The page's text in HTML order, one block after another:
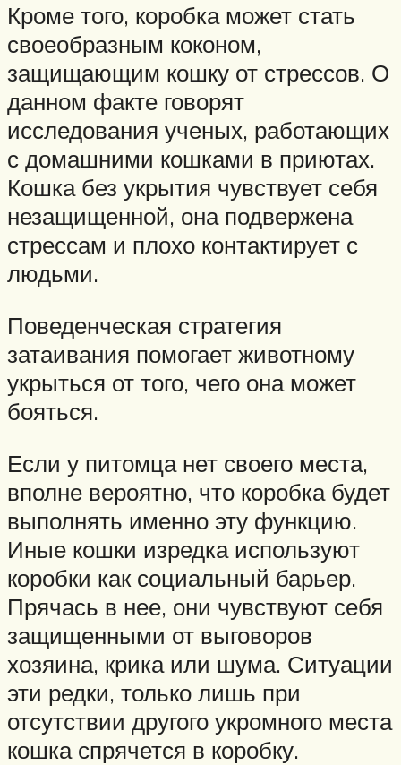
Кроме того, коробка может стать
своеобразным коконом,
защищающим кошку от стрессов. О
данном факте говорят
исследования ученых, работающих
с домашними кошками в приютах.
Кошка без укрытия чувствует себя
незащищенной, она подвержена
стрессам и плохо контактирует с
людьми.
Поведенческая стратегия
затаивания помогает животному
укрыться от того, чего она может
бояться.
Если у питомца нет своего места,
вполне вероятно, что коробка будет
выполнять именно эту функцию.
Иные кошки изредка используют
коробки как социальный барьер.
Прячась в нее, они чувствуют себя
защищенными от выговоров
хозяина, крика или шума. Ситуации
эти редки, только лишь при
отсутствии другого укромного места
кошка спрячется в коробку.